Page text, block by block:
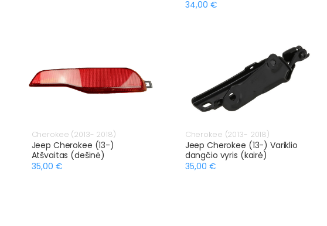
34,00 €
Cherokee (2013- 2018)
Jeep Cherokee (13-)
Atšvaitas (dešinė)
35,00 €
Cherokee (2013- 2018)
Jeep Cherokee (13-) Variklio
dangčio vyris (kairė)
35,00 €